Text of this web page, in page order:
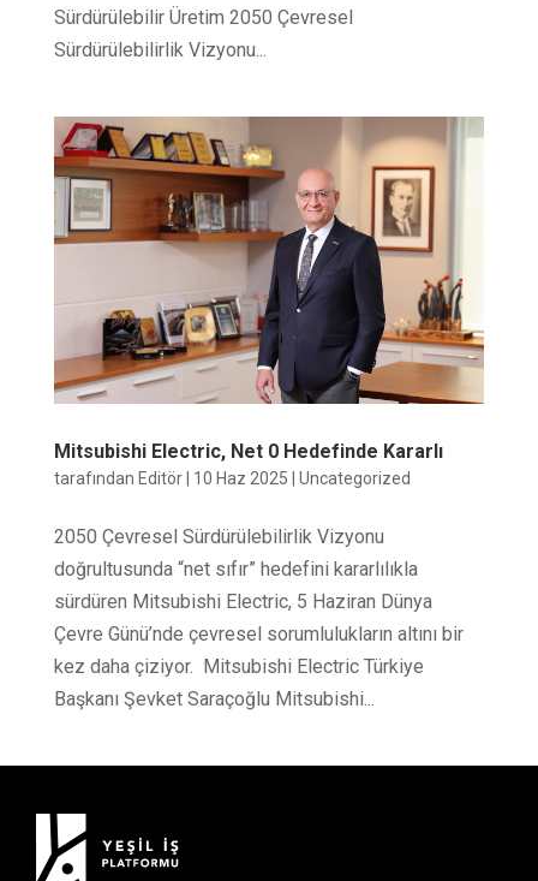
Sürdürülebilir Üretim 2050 Çevresel
Sürdürülebilirlik Vizyonu...
Mitsubishi Electric, Net 0 Hedefinde Kararlı
tarafından Editör| 10 Haz 2025 Uncategorized
2050 Çevresel Sürdürülebilirlik Vizyonu
doğrultusunda “net sıfır” hedefini kararlılıkla
sürdüren Mitsubishi Electric, 5 Haziran Dünya
Çevre Günü’nde çevresel sorumlulukların altını bir
kez daha çiziyor. Mitsubishi Electric Türkiye
Başkanı Şevket Saraçoğlu Mitsubishi...